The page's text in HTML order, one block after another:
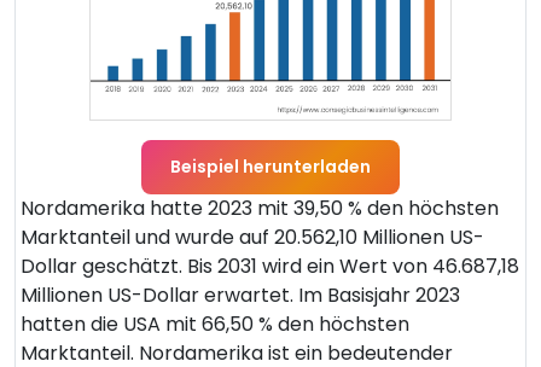
Beispiel herunterladen
Nordamerika hatte 2023 mit 39,50 % den höchsten
Marktanteil und wurde auf 20.562,10 Millionen US-
Dollar geschätzt. Bis 2031 wird ein Wert von 46.687,18
Millionen US-Dollar erwartet. Im Basisjahr 2023
hatten die USA mit 66,50 % den höchsten
Marktanteil. Nordamerika ist ein bedeutender